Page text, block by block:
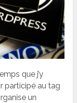
que j’y
participé au tag
un